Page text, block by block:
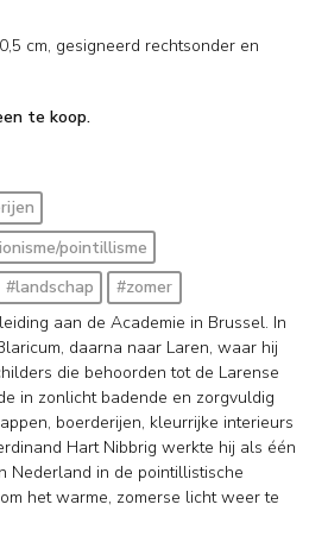
cm, gesigneerd rechtsonder en
te koop.
pointillisme
#landschap
#zomer
aan de Academie in Brussel. In
daarna naar Laren, waar hij
die behoorden tot de Larense
in zonlicht badende en zorgvuldig
boerderijen, kleurrijke interieurs
Hart Nibbrig werkte hij als één
Nederland in de pointillistische
het warme, zomerse licht weer te